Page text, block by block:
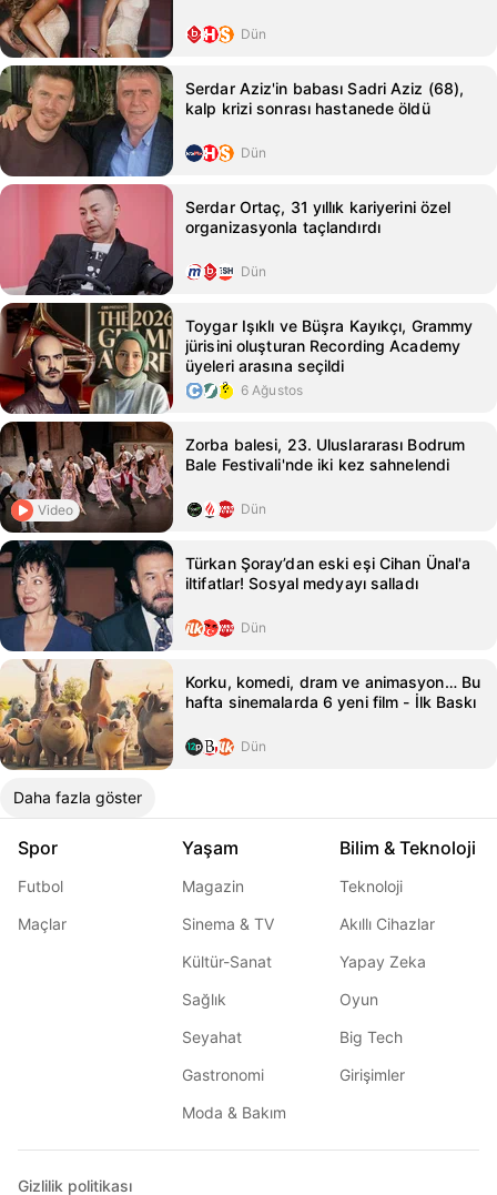
Dün
Serdar Aziz'in babası Sadri Aziz (68),
kalp krizi sonrası hastanede öldü
Dün
Serdar Ortaç, 31 yıllık kariyerini özel
organizasyonla taçlandırdı
Dün
Toygar Işıklı ve Büşra Kayıkçı, Grammy
jürisini oluşturan Recording Academy
üyeleri arasına seçildi
6 Ağustos
Video
Zorba balesi, 23. Uluslararası Bodrum
Bale Festivali'nde iki kez sahnelendi
Dün
Türkan Şoray’dan eski eşi Cihan Ünal'a
iltifatlar! Sosyal medyayı salladı
Dün
Korku, komedi, dram ve animasyon… Bu
hafta sinemalarda 6 yeni film - İlk Baskı
Dün
Daha fazla göster
Spor
Futbol
Maçlar
Yaşam
Magazin
Sinema & TV
Kültür-Sanat
Sağlık
Seyahat
Gastronomi
Moda & Bakım
Bilim & Teknoloji
Teknoloji
Akıllı Cihazlar
Yapay Zeka
Oyun
Big Tech
Girişimler
Gizlilik politikası